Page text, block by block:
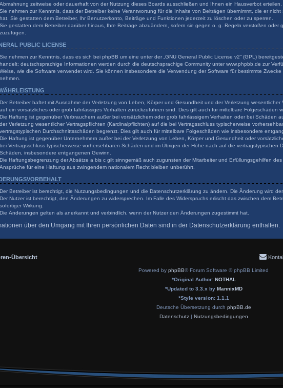
Abmahnung zeitweise oder dauerhaft von der Nutzung dieses Boards ausschließen und Ihnen ein Hausverbot erteilen.
Sie nehmen zur Kenntnis, dass der Betreiber keine Verantwortung für die Inhalte von Beiträgen übernimmt, die er
hat. Sie gestatten dem Betreiber, Ihr Benutzerkonto, Beiträge und Funktionen jederzeit zu löschen oder zu sperren.
Sie gestatten dem Betreiber darüber hinaus, Ihre Beiträge abzuändern, sofern sie gegen o. g. Regeln verstoßen oder
zuzufügen.
PUBLIC LICENSE
Sie nehmen zur Kenntnis, dass es sich bei phpBB um eine unter der „ GNU General Public License v2“ (GPL)
handelt; deutschsprachige Informationen werden durch die deutschsprachige Community unter www.phpbb.de zur
Weise, wie die Software verwendet wird. Sie können insbesondere die Verwendung der Software für bestimmte
nehmen.
Der Betreiber haftet mit Ausnahme der Verletzung von Leben, Körper und Gesundheit und der Verletzung
auf ein vorsätzliches oder grob fahrlässiges Verhalten zurückzuführen sind. Dies gilt auch für mittelbare Folgeschäden
Die Haftung ist gegenüber Verbrauchern außer bei vorsätzlichem oder grob fahrlässigem Verhalten oder bei Schäden
der Verletzung wesentlicher Vertragspflichten (Kardinalpflichten) auf die bei Vertragsschluss typischerweise
vertragstypischen Durchschnittsschäden begrenzt. Dies gilt auch für mittelbare Folgeschäden wie insbesondere
Die Haftung ist gegenüber Unternehmern außer bei der Verletzung von Leben, Körper und Gesundheit oder
bei Vertragsschluss typischerweise vorhersehbaren Schäden und im Übrigen der Höhe nach auf die vertragstypischen
Schäden, insbesondere entgangenen Gewinn.
Die Haftungsbegrenzung der Absätze a bis c gilt sinngemäß auch zugunsten der Mitarbeiter und Erfüllungsgehilfen des
Ansprüche für eine Haftung aus zwingendem nationalem Recht bleiben unberührt.
Der Betreiber ist berechtigt, die Nutzungsbedingungen und die Datenschutzerklärung zu ändern. Die Änderung wird
Der Nutzer ist berechtigt, den Änderungen zu widersprechen. Im Falle des Widerspruchs erlischt das zwischen dem
sofortiger Wirkung.
Die Änderungen gelten als anerkannt und verbindlich, wenn der Nutzer den Änderungen zugestimmt hat.
über den Umgang mit Ihren persönlichen Daten sind in der Datenschutzerklärung enthalten.
Übersicht
Powered by phpBB® Forum Software © phpBB Limited
*Original Author: NOTHAL
*Updated to 3.3.x by MannixMD
*Style version: 1.1.1
Deutsche Übersetzung durch phpBB.de
Datenschutz| Nutzungsbedingungen